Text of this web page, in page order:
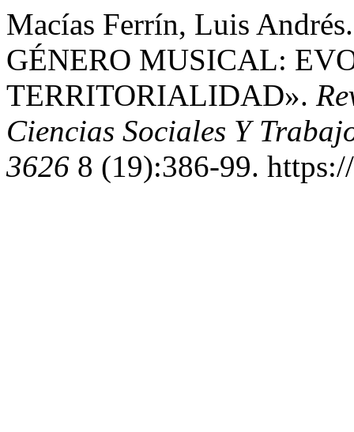
Macías Ferrín, Luis
GÉNERO MUSICAL:
TERRITORIALIDAD».
Ciencias Sociales Y
3626 8 (19):386-99.